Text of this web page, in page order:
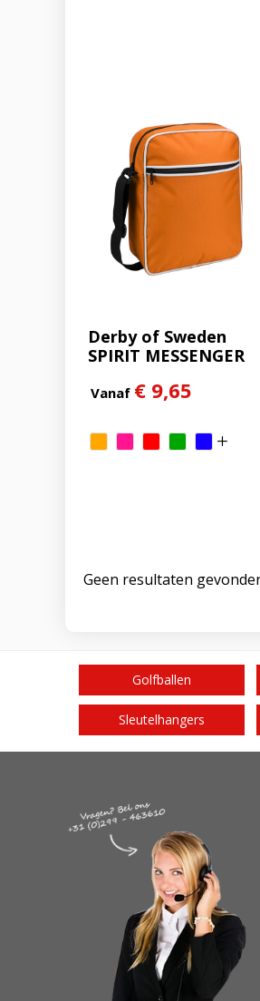
Derby of Sweden
SPIRIT MESSENGER
Vanaf € 9,65
Geen resultaten
Golfballen
Sleutelhangers